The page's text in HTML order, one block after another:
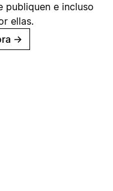
publiquen e incluso
ellas.
→